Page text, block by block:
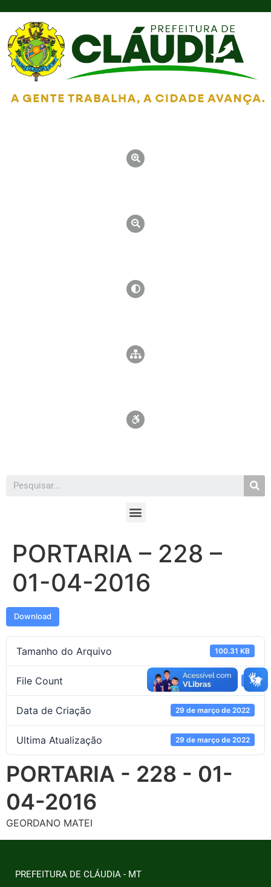
PORTARIA – 228 –
01-04-2016
Download
Tamanho do Arquivo 100.31 KB
File Count 1
Data de Criação 29 de março de 2022
Ultima Atualização 29 de março de 2022
PORTARIA - 228 - 01-
04-2016
GEORDANO MATEI
PREFEITURA DE CLÁUDIA - MT